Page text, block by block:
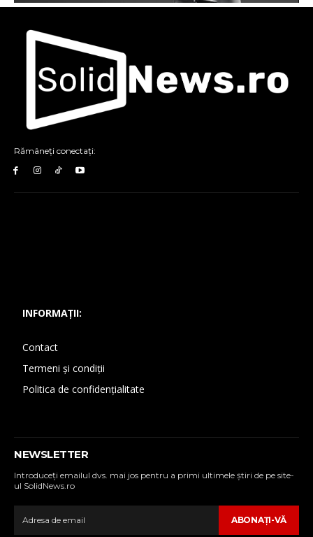
Rămâneți conectați:
INFORMAȚII:
Contact
Termeni și condiții
Politica de confidențialitate
NEWSLETTER
Introduceţi emailul dvs. mai jos pentru a primi ultimele ştiri de pe site-
ul SolidNews.ro
ABONAŢI-VĂ